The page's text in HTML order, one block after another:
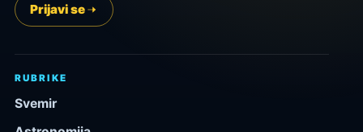
Prijavi se
RUBRIKE
Svemir